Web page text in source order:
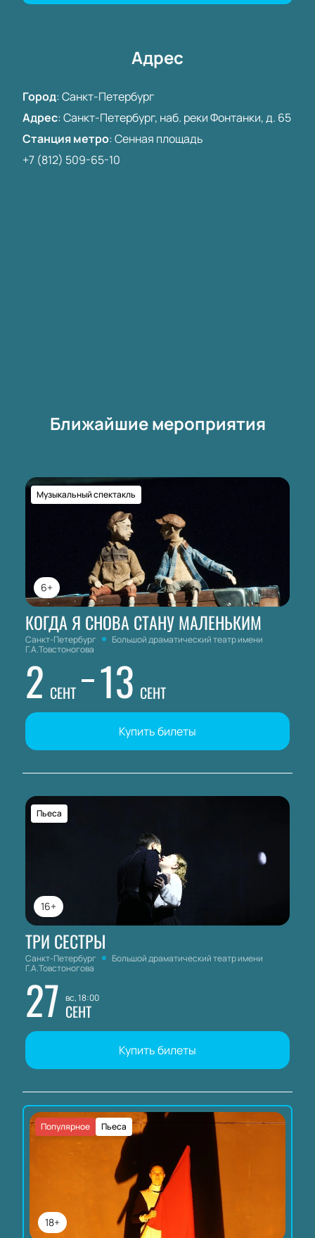
Адрес
Город:Санкт-Петербург
Адрес:Санкт-Петербург, наб. реки Фонтанки, д. 65
Станция метро:Сенная площадь
+7 (812) 509-65-10
Ближайшие мероприятия
6+
Музыкальный спектакль
КОГДА Я СНОВА СТАНУ МАЛЕНЬКИМ
Санкт-Петербург
Большой драматический театр имени
Г.А.Товстоногова
2 СЕНТ 13 СЕНТ
Купить билеты
16+
Пьеса
ТРИ СЕСТРЫ
Санкт-Петербург
Большой драматический театр имени
Г.А.Товстоногова
27 вс, 18:00
СЕНТ
Купить билеты
18+
Пьеса
Популярное